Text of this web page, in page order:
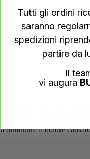
una pulizia
diminuire il dolore
Tutti gli ordini
saranno
spedizioni
partire da
Il
vi augura